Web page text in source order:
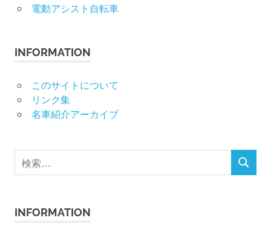
電動アシスト自転車
INFORMATION
このサイトについて
リンク集
名車紹介アーカイブ
検
索
検
INFORMATION